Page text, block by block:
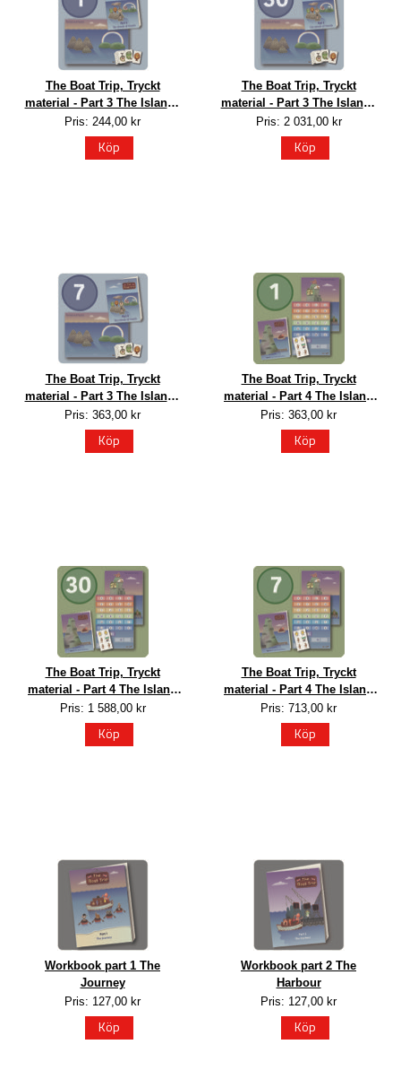
The Boat Trip, Tryckt
material - Part 3 The Islands
of Vowels, 1 elev
Pris: 244,00 kr
Köp
The Boat Trip, Tryckt
material - Part 3 The Islands
of Vowels, 30 elever
Pris: 2 031,00 kr
Köp
The Boat Trip, Tryckt
material - Part 3 The Islands
of Vowels, 7 elever
Pris: 363,00 kr
Köp
The Boat Trip, Tryckt
material - Part 4 The Island
of Letters, 1 elev
Pris: 363,00 kr
Köp
The Boat Trip, Tryckt
material - Part 4 The Island
of Letters, 30 elever
Pris: 1 588,00 kr
Köp
The Boat Trip, Tryckt
material - Part 4 The Island
of Letters, 7 elever
Pris: 713,00 kr
Köp
Workbook part 1 The
Journey
Pris: 127,00 kr
Köp
Workbook part 2 The
Harbour
Pris: 127,00 kr
Köp